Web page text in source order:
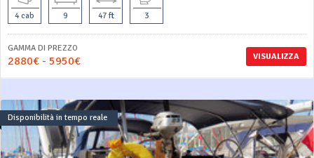
4 cab 9 47 ft 3
VISUALIZZA
GAMMA DI PREZZO
2880€ - 5950€
Disponibilità in tempo reale